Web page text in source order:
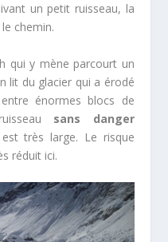
un petit ruisseau, la
chemin.
qui y mène parcourt un
lit du glacier qui a érodé
énormes blocs de
sans danger
très large. Le risque
réduit ici.